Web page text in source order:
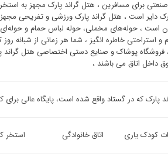
دایر است ، هتل گراند پارک ورزشی و تفریحی
آن است ، حوله‌های مخملی، حوله لباس حمام و
فروشگاه پوشاک و صنایع دستی اختصاصی هتل گراند
داخل اتاق می باشند ،
پارک که در گستاد واقع شده است، پایگاه عالی
کودک یاری اتاق خانوادگی استخر